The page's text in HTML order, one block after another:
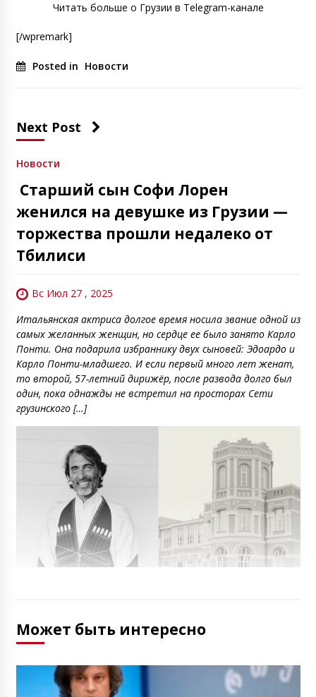
Читать больше о Грузии в Telegram-канале
[/wpremark]
Posted in Новости
Next Post
Новости
Старший сын Софи Лорен
женился на девушке из Грузии —
торжества прошли недалеко от
Тбилиси
Вс Июл 27 , 2025
Итальянская актриса долгое время носила звание одной из
самых желанных женщин, но сердце ее было занято Карло
Понти. Она подарила избраннику двух сыновей: Эдоардо и
Карло Понти-младшего. И если первый много лет женат,
то второй, 57-летний дирижёр, после развода долго был
один, пока однажды не встретил на просторах Сети
грузинского […]
Может быть интересно